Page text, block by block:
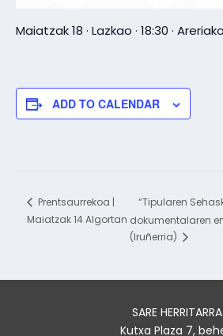
Maiatzak 18 · Lazkao · 18:30 ·
ADD TO CALENDAR
Prentsaurrekoa |
Maiatzak 14 Algortan
“Tipularen
dokumentalaren
(Iruñerria)
SARE HERRITARRA
Kutxa Plaza 7,